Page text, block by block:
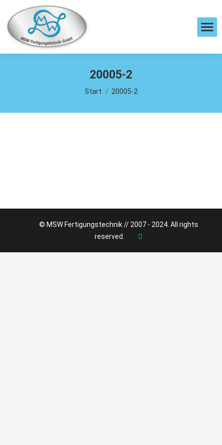
20005-2
Sie befinden sich hier:
Start 20005-2
© MSW Fertigungstechnik // 2007 - 2024. All rights
reserved.